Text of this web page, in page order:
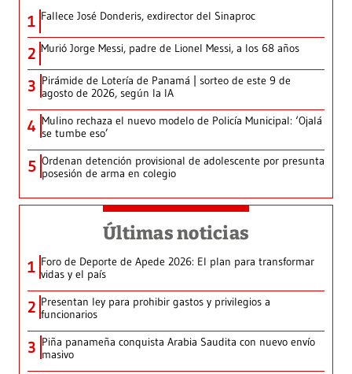
1 Fallece José Donderis, exdirector del Sinaproc
2 Murió Jorge Messi, padre de Lionel Messi, a los 68 años
3 Pirámide de Lotería de Panamá | sorteo de este 9 de
agosto de 2026, según la IA
4 Mulino rechaza el nuevo modelo de Policía Municipal: ‘Ojalá
se tumbe eso’
5 Ordenan detención provisional de adolescente por presunta
posesión de arma en colegio
Últimas noticias
1 Foro de Deporte de Apede 2026: El plan para transformar
vidas y el país
2 Presentan ley para prohibir gastos y privilegios a
funcionarios
3 Piña panameña conquista Arabia Saudita con nuevo envío
masivo